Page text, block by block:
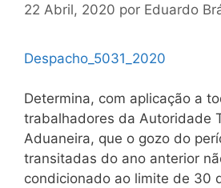
22 Abril, 2020 por Eduardo
Despacho_5031_2020
Determina, com aplicação a
trabalhadores da Autoridade
Aduaneira, que o gozo do
transitadas do ano anterior
condicionado ao limite de 30